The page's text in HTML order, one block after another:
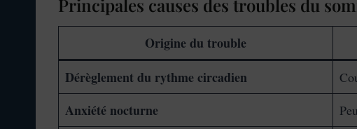
Principales causes des troubles du
Origine du trouble
Dérèglement du rythme circadien
Anxiété nocturne